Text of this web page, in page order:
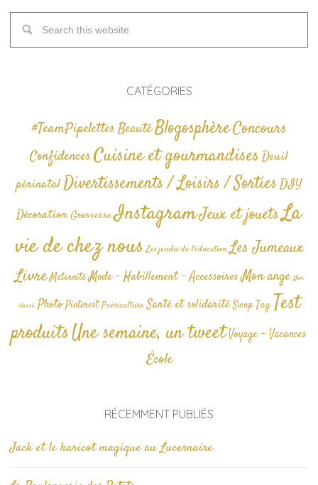
CATÉGORIES
#TeamPipelettesBeautéBlogosphèreConcours
Confidences Cuisine et gourmandises Deuil
périnatalDivertissements / Loisirs / SortiesDIY
Décoration GrossesseInstagramJeux et jouetsLa
vie de chez nous Les jeudis de l'éducation Les Jumeaux
Livre Maternité Mode - Habillement - AccessoiresMon ange Non
classé Photo Pinterest Puériculture Santé et solidarité Swap TagTest
produitsUne semaine, un tweetVoyage - Vacances
École
RÉCEMMENT PUBLIÉS
Jack et le haricot magique au Lucernaire